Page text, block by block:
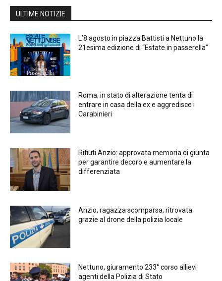
ULTIME NOTIZIE
L’8 agosto in piazza Battisti a Nettuno la
21esima edizione di “Estate in passerella”
Roma, in stato di alterazione tenta di
entrare in casa della ex e aggredisce i
Carabinieri
Rifiuti Anzio: approvata memoria di giunta
per garantire decoro e aumentare la
differenziata
Anzio, ragazza scomparsa, ritrovata
grazie al drone della polizia locale
Nettuno, giuramento 233° corso allievi
agenti della Polizia di Stato